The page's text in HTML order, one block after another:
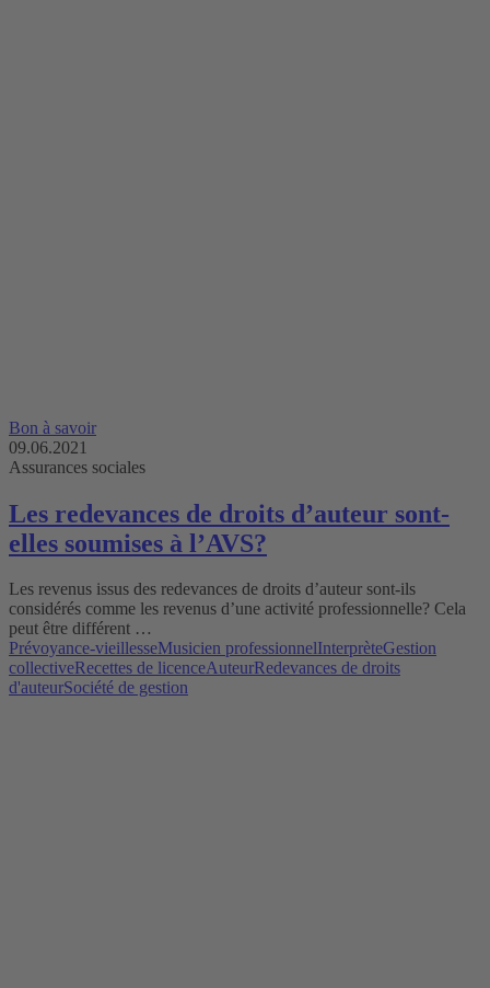
Bon à savoir
09.06.2021
Assurances sociales
Les redevances de droits d’auteur sont-
elles soumises à l’AVS?
Les revenus issus des redevances de droits d’auteur sont-ils
considérés comme les revenus d’une activité professionnelle? Cela
peut être différent …
Prévoyance-vieillesseMusicien professionnelInterprèteGestion
collectiveRecettes de licenceAuteurRedevances de droits
d'auteurSociété de gestion